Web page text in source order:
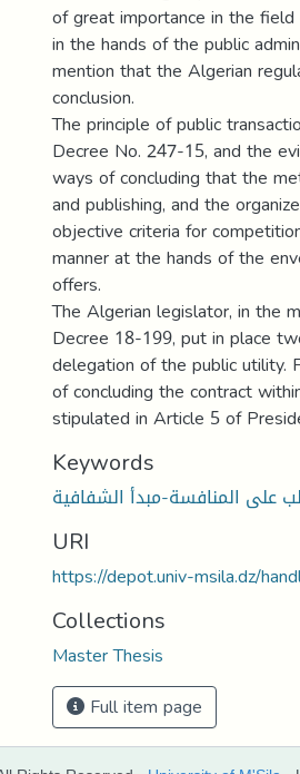
of great importance in the
in the hands of the public
mention that the Algerian
conclusion.
The principle of public
Decree No. 247-15, and the
ways of concluding that the
and publishing, and the
objective criteria for
manner at the hands of the
offers.
The Algerian legislator, in the
Decree 18-199, put in place
delegation of the public utility.
of concluding the contract
stipulated in Article 5 of
Keywords
على المنافسة-مبدأ الشفافية
URI
https://depot.univ-msila.dz/
Collections
Master Thesis
Full item page